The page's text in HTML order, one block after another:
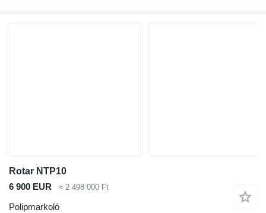
Rotar NTP10
6 900 EUR
≈ 2 498 000 Ft
Polipmarkoló